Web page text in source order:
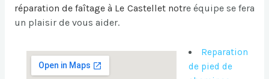
réparation de faîtage à Le Castellet notre équipe se fera
un plaisir de vous aider.
Reparation
de pied de